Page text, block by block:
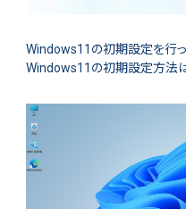
Windows11の初期設定を行っ
Windows11の初期設定方法